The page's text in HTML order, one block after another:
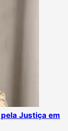
Justiça em